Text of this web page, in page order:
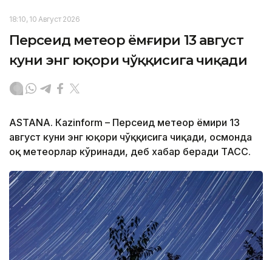
18:10, 10 Август 2026
Персеид метеор ёмғири 13 август
куни энг юқори чўққисига чиқади
ASTANА. Кazinform – Персеид метеор ёмғири 13
август куни энг юқори чўққисига чиқади, осмонда
оқ метеорлар кўринади, деб хабар беради ТАСС.